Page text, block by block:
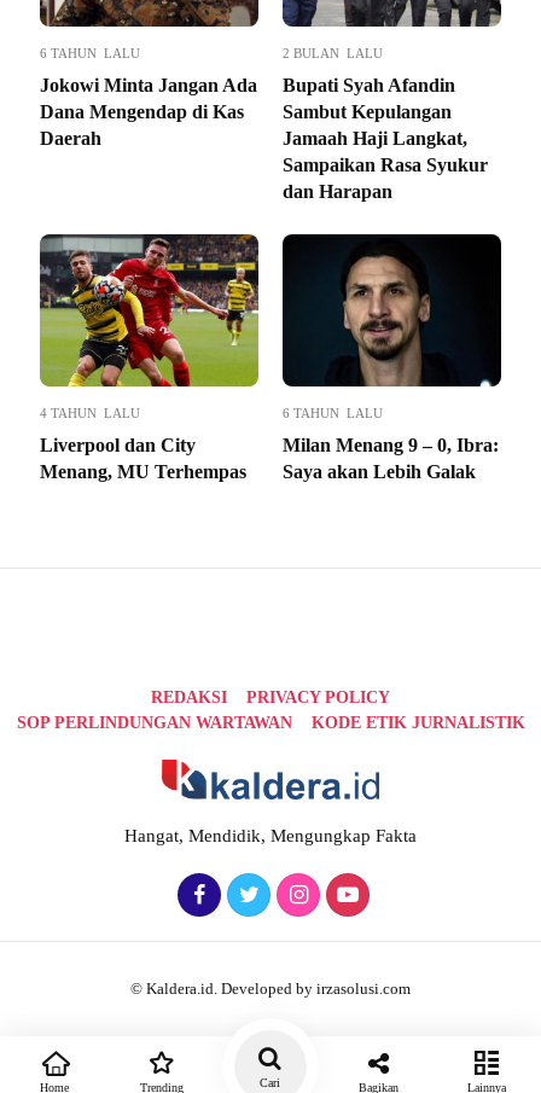
6 TAHUN LALU
Jokowi Minta Jangan Ada
Dana Mengendap di Kas
Daerah
2 BULAN LALU
Bupati Syah Afandin
Sambut Kepulangan
Jamaah Haji Langkat,
Sampaikan Rasa Syukur
dan Harapan
4 TAHUN LALU
Liverpool dan City
Menang, MU Terhempas
6 TAHUN LALU
Milan Menang 9 – 0, Ibra:
Saya akan Lebih Galak
REDAKSI
PRIVACY POLICY
SOP PERLINDUNGAN WARTAWAN
KODE ETIK JURNALISTIK
Hangat, Mendidik, Mengungkap Fakta
© Kaldera.id. Developed by irzasolusi.com
Home Trending Cari Bagikan Lainnya